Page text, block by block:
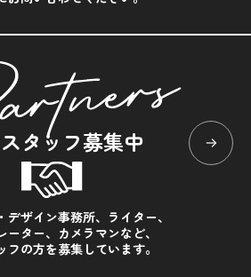
タッフ募集中
デザイン事務所、ライター、
ーター、カメラマンなど、
フの方を募集しています。